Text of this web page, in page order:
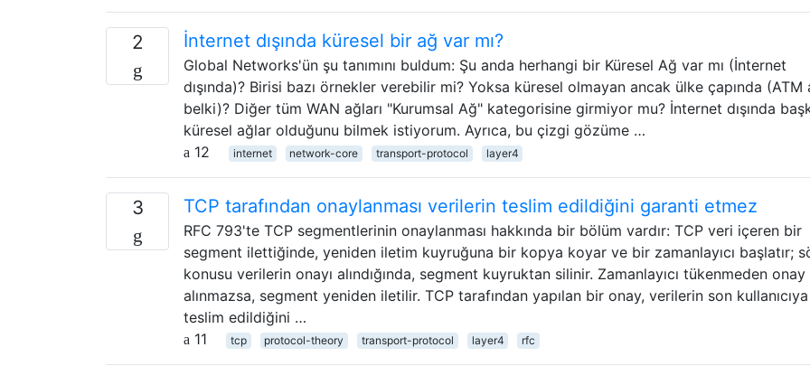
2 İnternet dışında küresel bir ağ var mı?
Global Networks'ün şu tanımını buldum: Şu anda herhangi bir Küresel Ağ var mı (İnternet
dışında)? Birisi bazı örnekler verebilir mi? Yoksa küresel olmayan ancak ülke çapında (ATM
belki)? Diğer tüm WAN ağları "Kurumsal Ağ" kategorisine girmiyor mu? İnternet dışında
küresel ağlar olduğunu bilmek istiyorum. Ayrıca, bu çizgi gözüme …
12
internet network-core transport-protocol layer4
3 TCP tarafından onaylanması verilerin teslim edildiğini garanti etmez
RFC 793'te TCP segmentlerinin onaylanması hakkında bir bölüm vardır: TCP veri içeren bir
segment ilettiğinde, yeniden iletim kuyruğuna bir kopya koyar ve bir zamanlayıcı başlatır;
konusu verilerin onayı alındığında, segment kuyruktan silinir. Zamanlayıcı tükenmeden onay
alınmazsa, segment yeniden iletilir. TCP tarafından yapılan bir onay, verilerin son kullanıcıya
teslim edildiğini …
11
tcp protocol-theory transport-protocol layer4 rfc